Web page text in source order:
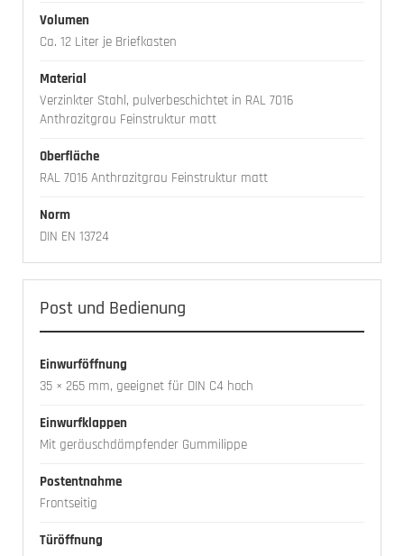
Volumen
Ca. 12 Liter je Briefkasten
Material
Verzinkter Stahl, pulverbeschichtet in RAL 7016
Anthrazitgrau Feinstruktur matt
Oberfläche
RAL 7016 Anthrazitgrau Feinstruktur matt
Norm
DIN EN 13724
Post und Bedienung
Einwurföffnung
35 × 265 mm, geeignet für DIN C4 hoch
Einwurfklappen
Mit geräuschdämpfender Gummilippe
Postentnahme
Frontseitig
Türöffnung